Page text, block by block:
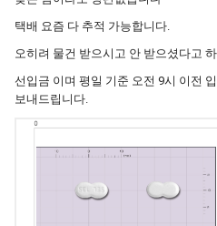
택배 요즘 다 추적 가능합니다.
오히려 물건 받으시고 안 받으셨다고
선입금 이며 평일 기준 오전 9시 이전
보내드립니다.